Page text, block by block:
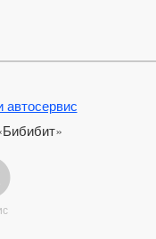
автосервис